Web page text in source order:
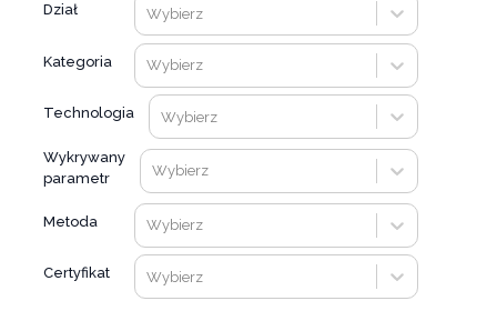
Dział Wybierz
Kategoria Wybierz
Technologia Wybierz
Wykrywany
parametr
Wybierz
Metoda Wybierz
Certyfikat Wybierz